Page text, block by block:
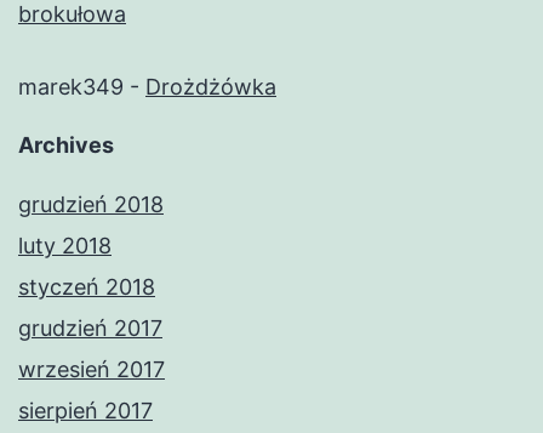
brokułowa
marek349 - Drożdżówka
Archives
grudzień 2018
luty 2018
styczeń 2018
grudzień 2017
wrzesień 2017
sierpień 2017